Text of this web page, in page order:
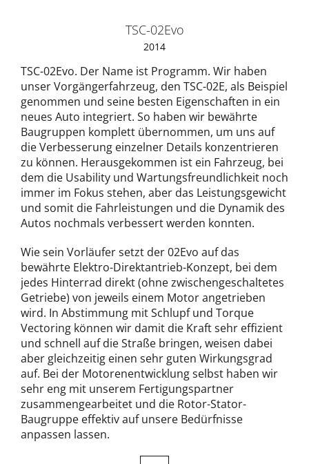
TSC-02Evo
2014
TSC-02Evo. Der Name ist Programm. Wir haben
unser Vorgängerfahrzeug, den TSC-02E, als Beispiel
genommen und seine besten Eigenschaften in ein
neues Auto integriert. So haben wir bewährte
Baugruppen komplett übernommen, um uns auf
die Verbesserung einzelner Details konzentrieren
zu können. Herausgekommen ist ein Fahrzeug, bei
dem die Usability und Wartungsfreundlichkeit noch
immer im Fokus stehen, aber das Leistungsgewicht
und somit die Fahrleistungen und die Dynamik des
Autos nochmals verbessert werden konnten.
Wie sein Vorläufer setzt der 02Evo auf das
bewährte Elektro-Direktantrieb-Konzept, bei dem
jedes Hinterrad direkt (ohne zwischengeschaltetes
Getriebe) von jeweils einem Motor angetrieben
wird. In Abstimmung mit Schlupf und Torque
Vectoring können wir damit die Kraft sehr effizient
und schnell auf die Straße bringen, weisen dabei
aber gleichzeitig einen sehr guten Wirkungsgrad
auf. Bei der Motorenentwicklung selbst haben wir
sehr eng mit unserem Fertigungspartner
zusammengearbeitet und die Rotor-Stator-
Baugruppe effektiv auf unsere Bedürfnisse
anpassen lassen.